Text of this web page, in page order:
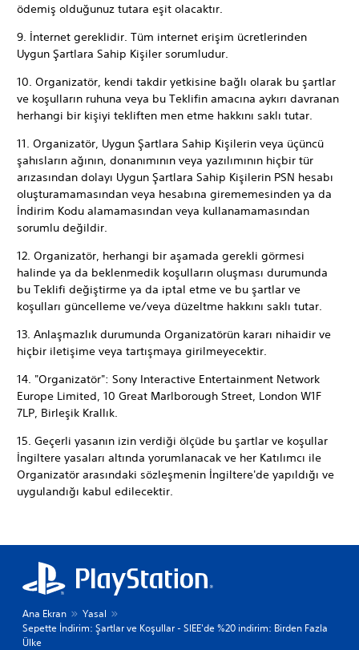
ödemiş olduğunuz tutara eşit olacaktır.
9. İnternet gereklidir. Tüm internet erişim ücretlerinden
Uygun Şartlara Sahip Kişiler sorumludur.
10. Organizatör, kendi takdir yetkisine bağlı olarak bu şartlar
ve koşulların ruhuna veya bu Teklifin amacına aykırı davranan
herhangi bir kişiyi tekliften men etme hakkını saklı tutar.
11. Organizatör, Uygun Şartlara Sahip Kişilerin veya üçüncü
şahısların ağının, donanımının veya yazılımının hiçbir tür
arızasından dolayı Uygun Şartlara Sahip Kişilerin PSN hesabı
oluşturamamasından veya hesabına girememesinden ya da
İndirim Kodu alamamasından veya kullanamamasından
sorumlu değildir.
12. Organizatör, herhangi bir aşamada gerekli görmesi
halinde ya da beklenmedik koşulların oluşması durumunda
bu Teklifi değiştirme ya da iptal etme ve bu şartlar ve
koşulları güncelleme ve/veya düzeltme hakkını saklı tutar.
13. Anlaşmazlık durumunda Organizatörün kararı nihaidir ve
hiçbir iletişime veya tartışmaya girilmeyecektir.
14. "Organizatör": Sony Interactive Entertainment Network
Europe Limited, 10 Great Marlborough Street, London W1F
7LP, Birleşik Krallık.
15. Geçerli yasanın izin verdiği ölçüde bu şartlar ve koşullar
İngiltere yasaları altında yorumlanacak ve her Katılımcı ile
Organizatör arasındaki sözleşmenin İngiltere'de yapıldığı ve
uygulandığı kabul edilecektir.
Ana Ekran
Yasal
Sepette İndirim: Şartlar ve Koşullar - SIEE'de %20 indirim: Birden Fazla
Ülke